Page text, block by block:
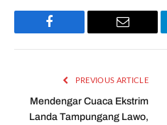
Facebook Email
PREVIOUS ARTICLE
Mendengar Cuaca Ekstrim
Landa Tampungang Lawo,